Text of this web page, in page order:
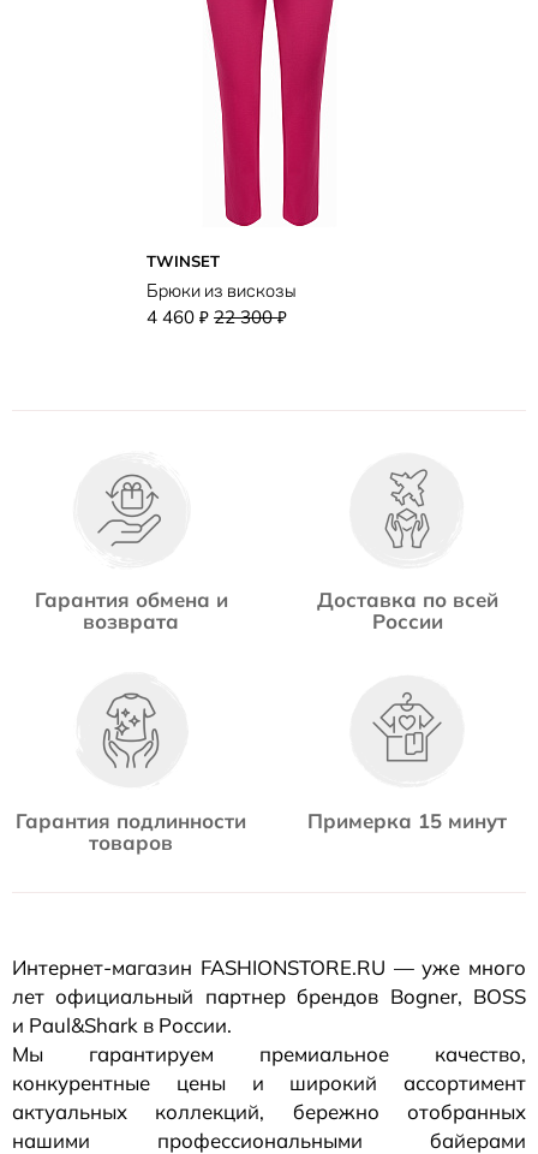
TWINSET
Брюки из вискозы
4 460 ₽ 22 300₽
Гарантия обмена и
возврата
Доставка по всей
России
Гарантия подлинности
товаров
Примерка 15 минут
Интернет-магазин FASHIONSTORE.RU — уже много
лет официальный партнер брендов Bogner, BOSS
и Paul&Shark в России.
Мы гарантируем премиальное качество,
конкурентные цены и широкий ассортимент
актуальных коллекций, бережно отобранных
нашими профессиональными байерами